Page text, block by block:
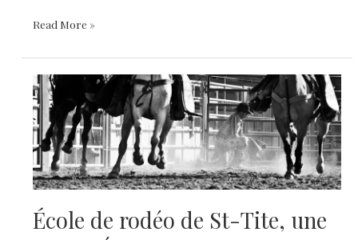
Retrospective
du
Festival
Western
de
St-
Tite
Read More »
École de rodéo de St-Tite, une